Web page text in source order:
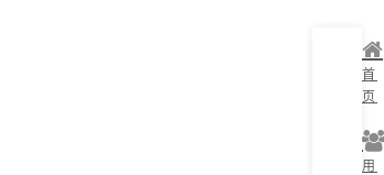
首
页
用